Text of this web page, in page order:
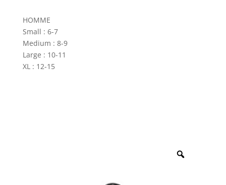
HOMME
Small : 6-7
Medium : 8-9
Large : 10-11
XL : 12-15